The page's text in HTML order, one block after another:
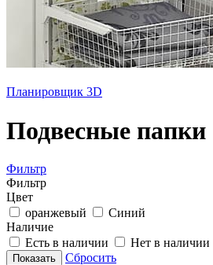
Планировщик 3D
Подвесные папки
Фильтр
Фильтр
Цвет
оранжевый
Синий
Наличие
Есть в наличии
Нет в наличии
Сбросить